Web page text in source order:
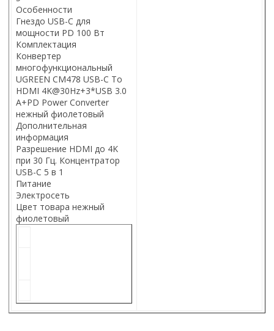
Особенности
Гнездо USB-C для
мощности PD 100 Вт
Комплектация
Конвертер
многофункциональный
UGREEN CM478 USB-C To
HDMI 4K@30Hz+3*USB 3.0
A+PD Power Converter
нежный фиолетовый
Дополнительная
информация
Разрешение HDMI до 4K
при 30 Гц. Концентратор
USB-C 5 в 1
Питание
Электросеть
Цвет товара нежный
фиолетовый